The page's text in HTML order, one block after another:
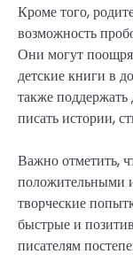
Кроме того,
возможность
Они могут
детские книги в
также поддержать
писать истории,
Важно отметить,
положительными
творческие
быстрые и
писателям